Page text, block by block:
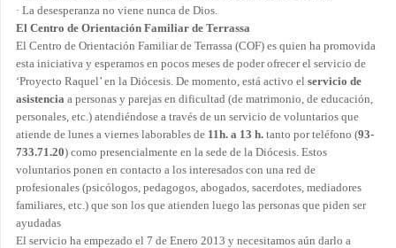
· La desesperanza no viene nunca de Dios.
El Centro de Orientación Familiar de Terrassa
El Centro de Orientación Familiar de Terrassa (COF) es quien ha promovida
esta iniciativa y esperamos en pocos meses de poder ofrecer el servicio de
‘Proyecto Raquel’ en la Diócesis. De momento, está activo el servicio de
asistencia a personas y parejas en dificultad (de matrimonio, de educación,
personales, etc.) atendiéndose a través de un servicio de voluntarios que
atiende de lunes a viernes laborables de 11h. a 13 h. tanto por teléfono (93-
733.71.20) como presencialmente en la sede de la Diócesis. Estos
voluntarios ponen en contacto a los interesados con una red de
profesionales (psicólogos, pedagogos, abogados, sacerdotes, mediadores
familiares, etc.) que son los que atienden luego las personas que piden ser
ayudadas
El servicio ha empezado el 7 de Enero 2013 y necesitamos aún darlo a